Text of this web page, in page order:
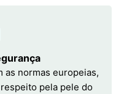
as normas europeias,
pela pele do